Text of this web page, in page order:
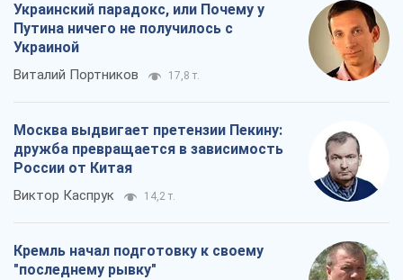
Украинский парадокс, или Почему у
Путина ничего не получилось с
Украиной
Виталий Портников 17,8 т.
Москва выдвигает претензии Пекину:
дружба превращается в зависимость
России от Китая
Виктор Каспрук 14,2 т.
Кремль начал подготовку к своему
"последнему рывку"